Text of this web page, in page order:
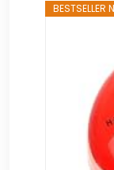
BESTSELLER